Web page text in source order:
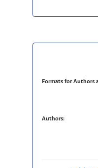
Formats for Authors
Authors: